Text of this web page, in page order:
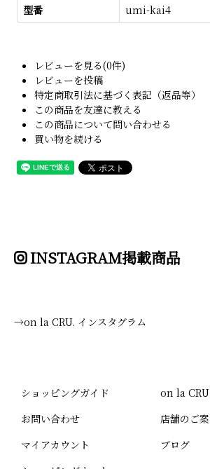
型番
umi-kai4
レビューを見る(0件)
レビューを投稿
特定商取引法に基づく表記（返品等）
この商品を友達に教える
この商品について問い合わせる
買い物を続ける
INSTAGRAM掲載商品
→on la CRU. インスタグラム
ショッピングガイド
お問い合わせ
マイアカウント
on la
店舗のご
ブログ